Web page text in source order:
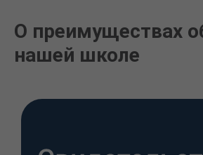
О преимуществах
нашей школе